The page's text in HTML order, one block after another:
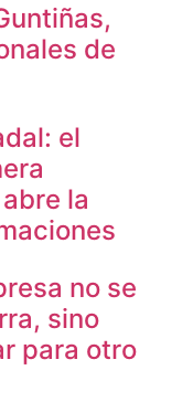
de
el
la
no se
sino
para otro